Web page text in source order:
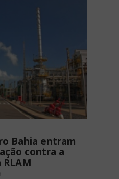
Bahia entram
contra a